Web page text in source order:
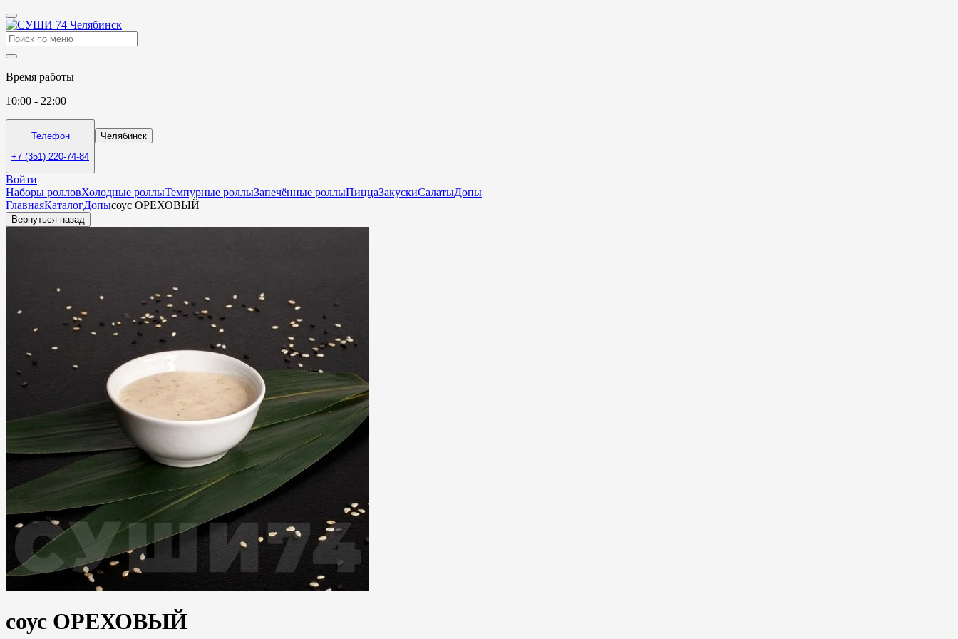
Время работы
10:00 - 22:00
Телефон
+7 (351) 220-74-84
Челябинск
Войти
Наборы ролловХолодные роллыТемпурные роллыЗапечённые роллыПиццаЗакускиСалатыДопы
ГлавнаяКаталогДопысоус ОРЕХОВЫЙ
Вернуться назад
соус ОРЕХОВЫЙ